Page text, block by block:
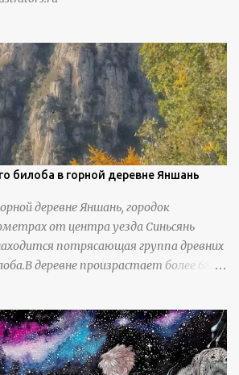
билоба в горной деревне Яншань
деревне Яншань, городок
от центра уезда Синьсянь
потрясающая группа древних
деревне произрастает более 6800
951672917_121984853